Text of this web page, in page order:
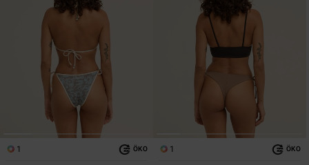
1 ÖKO 1 ÖKO